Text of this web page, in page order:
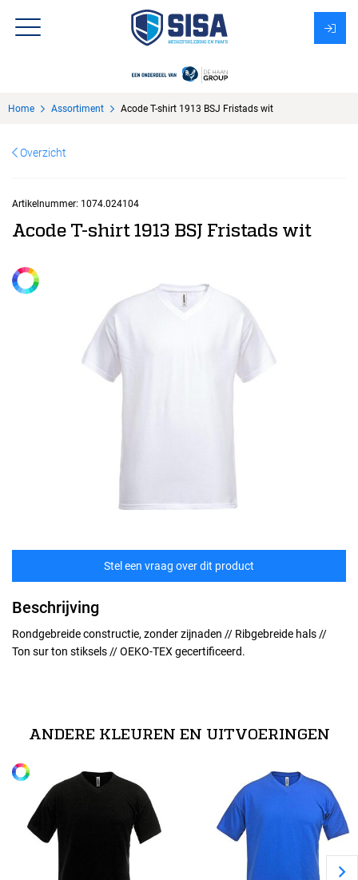
Over Sisa
KMS
Uitzendbureau?
Home Assortiment Acode T-shirt 1913 BSJ Fristads wit
Overzicht
Artikelnummer: 1074.024104
Acode T-shirt 1913 BSJ Fristads wit
Stel een vraag over dit product
Beschrijving
Rondgebreide constructie, zonder zijnaden // Ribgebreide hals //
Ton sur ton stiksels // OEKO-TEX gecertificeerd.
g/m².ANDERE KLEUREN EN UITVOERINGEN